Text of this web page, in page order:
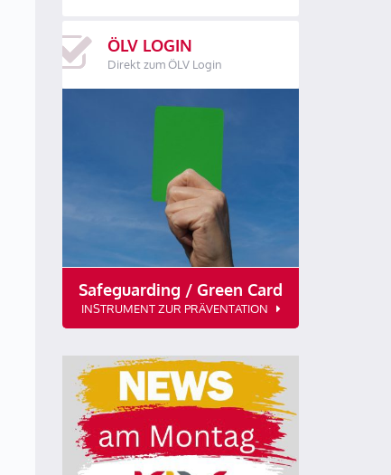
ÖLV LOGIN
Direkt zum ÖLV Login
Safeguarding / Green Card
INSTRUMENT ZUR PRÄVENTATION